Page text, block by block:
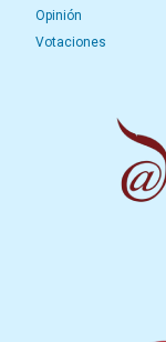
Opinión
Votaciones